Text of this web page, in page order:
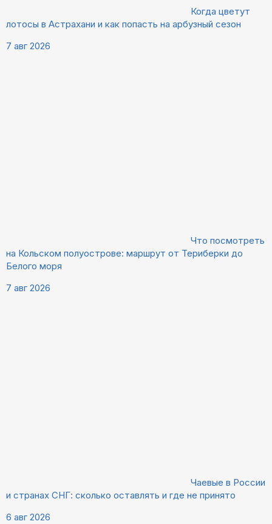
Когда цветут
лотосы в Астрахани и как попасть на арбузный сезон
7 авг 2026
Что посмотреть
на Кольском полуострове: маршрут от Териберки до
Белого моря
7 авг 2026
Чаевые в России
и странах СНГ: сколько оставлять и где не принято
6 авг 2026